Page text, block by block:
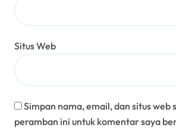
Situs Web
Simpan nama, email, dan situs web
peramban ini untuk komentar saya